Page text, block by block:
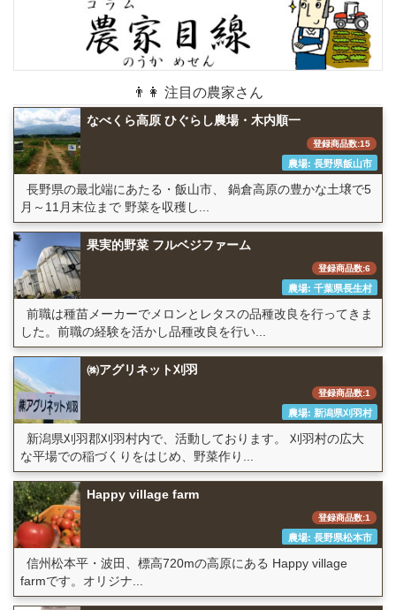
👨👩 注目の農家さん
なべくら高原 ひぐらし農場・木内順一
登録商品数:15
農場: 長野県飯山市
長野県の最北端にあたる・飯山市、 鍋倉高原の豊かな土壌で5
月～11月末位まで 野菜を収穫し...
果実的野菜 フルベジファーム
登録商品数:6
農場: 千葉県長生村
前職は種苗メーカーでメロンとレタスの品種改良を行ってきま
した。前職の経験を活かし品種改良を行い...
㈱アグリネット刈羽
登録商品数:1
農場: 新潟県刈羽村
新潟県刈羽郡刈羽村内で、活動しております。 刈羽村の広大
な平場での稲づくりをはじめ、野菜作り...
Happy village farm
登録商品数:1
農場: 長野県松本市
信州松本平・波田、標高720mの高原にある Happy village
farmです。オリジナ...